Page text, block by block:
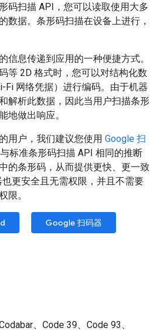
码扫描 API，您可以读取使用大多
数据。条形码扫描在设备上进行，
信息传递到应用的一种便捷方式。
等 2D 格式时，您可以对结构化数
Fi 网络凭据）进行编码。由于机器
解析此数据，因此当用户扫描条形
地做出响应。
用户，我们建议您使用 Google 扫
标准条形码扫描 API 相同的推断
的条形码，从而提供更快、更一致
更安全且无需权限，并且不需要
限。
Google 扫码器
、Code 39、Code 93、